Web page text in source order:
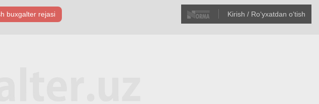
buхgalter rejasi Kirish / Roʻyхatdan oʻtish